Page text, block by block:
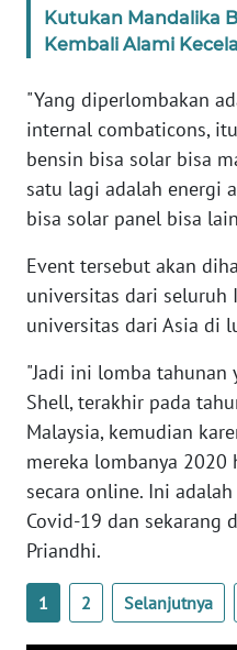
Kutukan Mandalika
Kembali Alami
"Yang diperlombakan
internal combaticons,
bensin bisa solar bisa
satu lagi adalah energi
bisa solar panel bisa
Event tersebut akan
universitas dari seluruh
universitas dari Asia di
"Jadi ini lomba tahunan
Shell, terakhir pada
Malaysia, kemudian
mereka lombanya
secara online. Ini
Covid-19 dan sekarang
Priandhi.
1 2 Selanjutnya
WN
PAPUA
WN
PAPUA
BARAT
WN
RIAU
WN
SERAMBI
JAMBI
WN
SULTRA
WN
NTB
WN
SULTENG